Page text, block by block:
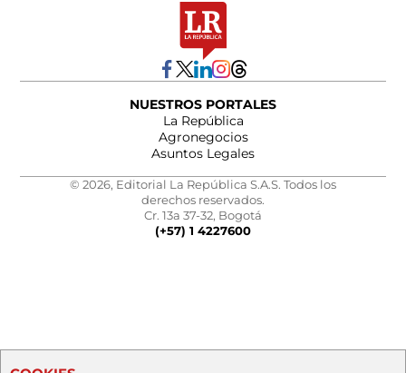
NUESTROS PORTALES
La República
Agronegocios
Asuntos Legales
© 2026, Editorial La República S.A.S. Todos los
derechos reservados.
Cr. 13a 37-32, Bogotá
(+57) 1 4227600